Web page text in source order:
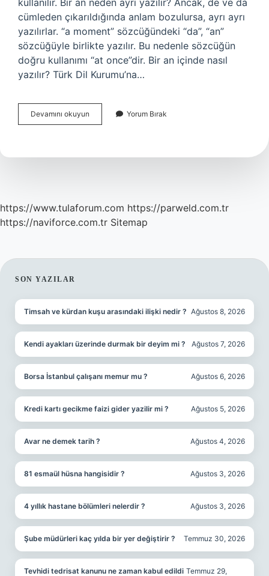
kullanılır. Bir an neden ayrı yazılır? Ancak, de ve da
cümleden çıkarıldığında anlam bozulursa, ayrı ayrı
yazılırlar. “a moment” sözcüğündeki “da”, “an”
sözcüğüyle birlikte yazılır. Bu nedenle sözcüğün
doğru kullanımı “at once”dir. Bir an içinde nasıl
yazılır? Türk Dil Kurumu’na…
Devamını okuyun
An
Yorum Bırak
https://www.tulaforum.com https://parweld.com.tr
https://naviforce.com.tr Sitemap
SIDEBAR
SON YAZILAR
Timsah ve kürdan kuşu arasındaki ilişki nedir ? Ağustos 8, 2026
Kendi ayakları üzerinde durmak bir deyim mi ? Ağustos 7, 2026
Borsa İstanbul çalışanı memur mu ? Ağustos 6, 2026
Kredi kartı gecikme faizi gider yazilir mi ? Ağustos 5, 2026
Avar ne demek tarih ? Ağustos 4, 2026
81 esmaül hüsna hangisidir ? Ağustos 3, 2026
4 yıllık hastane bölümleri nelerdir ? Ağustos 3, 2026
Şube müdürleri kaç yılda bir yer değiştirir ? Temmuz 30, 2026
Tevhidi tedrisat kanunu ne zaman kabul edildi Temmuz 29,